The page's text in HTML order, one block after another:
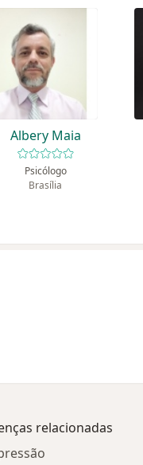
Albery Maia
Psicólogo
Brasília
relacionadas